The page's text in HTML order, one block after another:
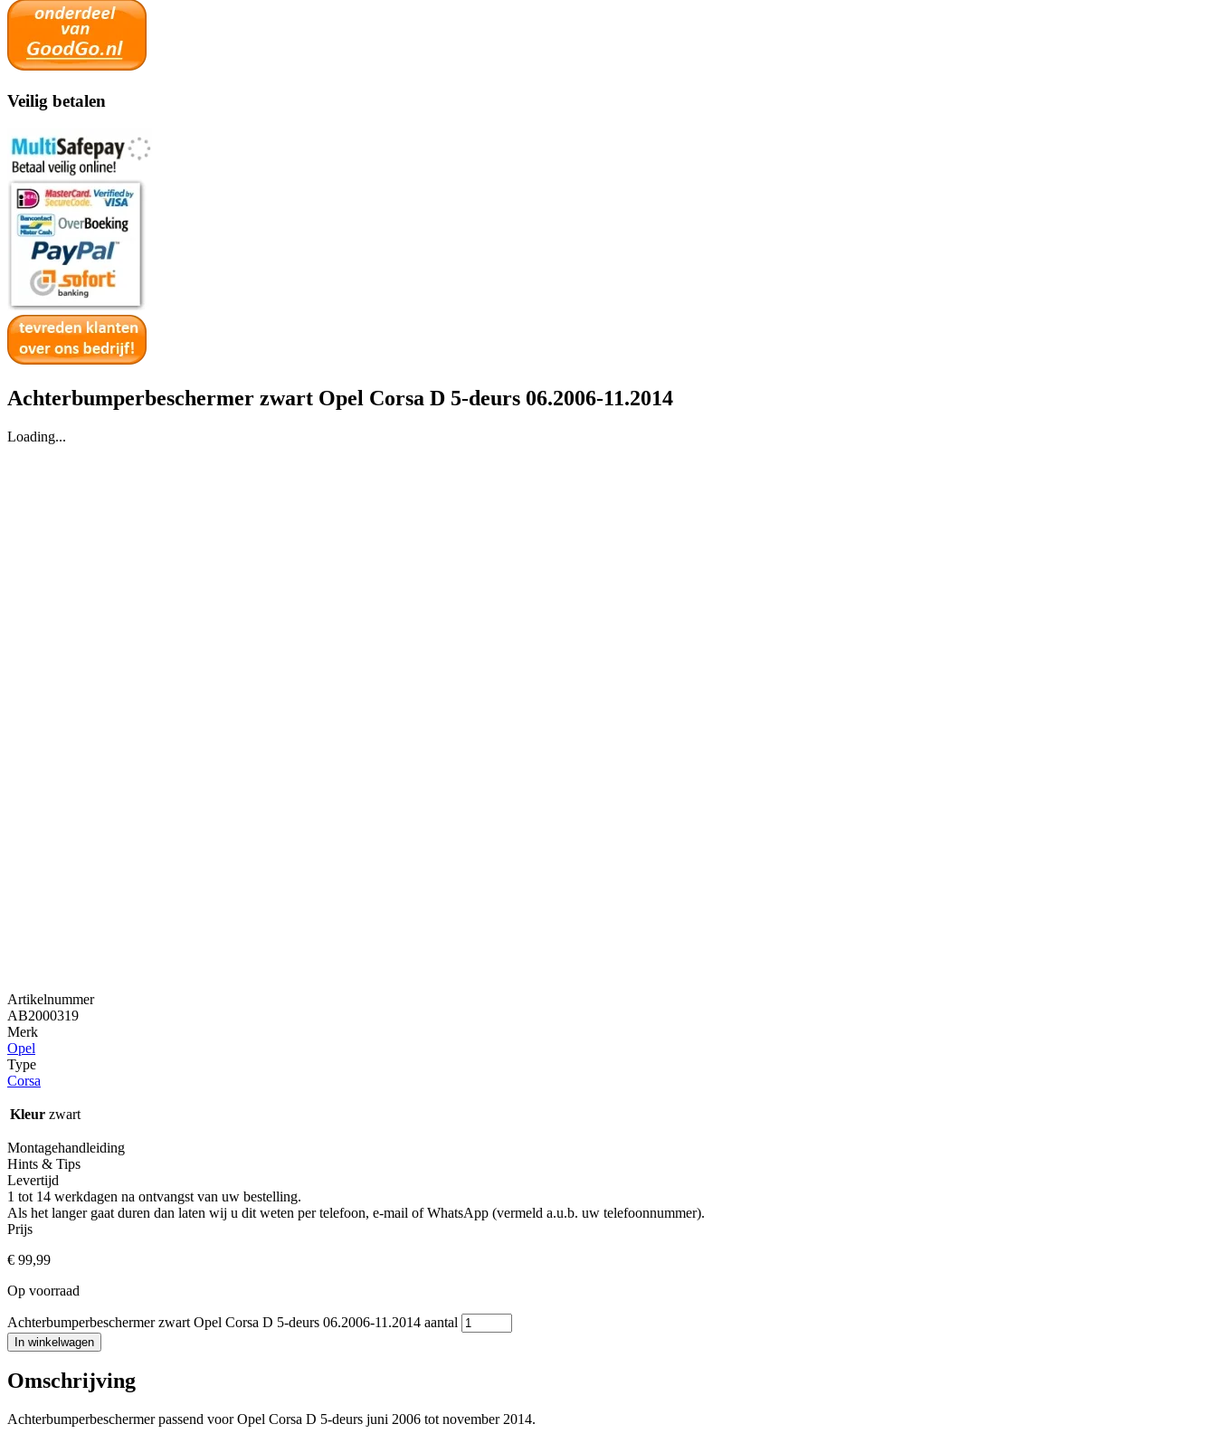
Veilig betalen
Achterbumperbeschermer zwart Opel Corsa D 5-deurs 06.2006-11.2014
Loading...
Artikelnummer
AB2000319
Merk
Opel
Type
Corsa
Kleur zwart
Montagehandleiding
Hints & Tips
Levertijd
1 tot 14 werkdagen na ontvangst van uw bestelling.
Als het langer gaat duren dan laten wij u dit weten per telefoon, e-mail of WhatsApp (vermeld a.u.b. uw telefoonnummer).
Prijs
€ 99,99
Op voorraad
Achterbumperbeschermer zwart Opel Corsa D 5-deurs 06.2006-11.2014 aantal
In winkelwagen
Omschrijving
Achterbumperbeschermer passend voor Opel Corsa D 5-deurs juni 2006 tot november 2014.